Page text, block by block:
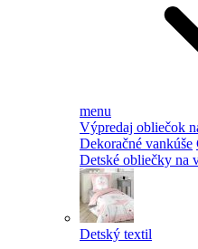
menu
Výpredaj obliečok
Dekoračné vankúše
Detské obliečky na
Detský textil